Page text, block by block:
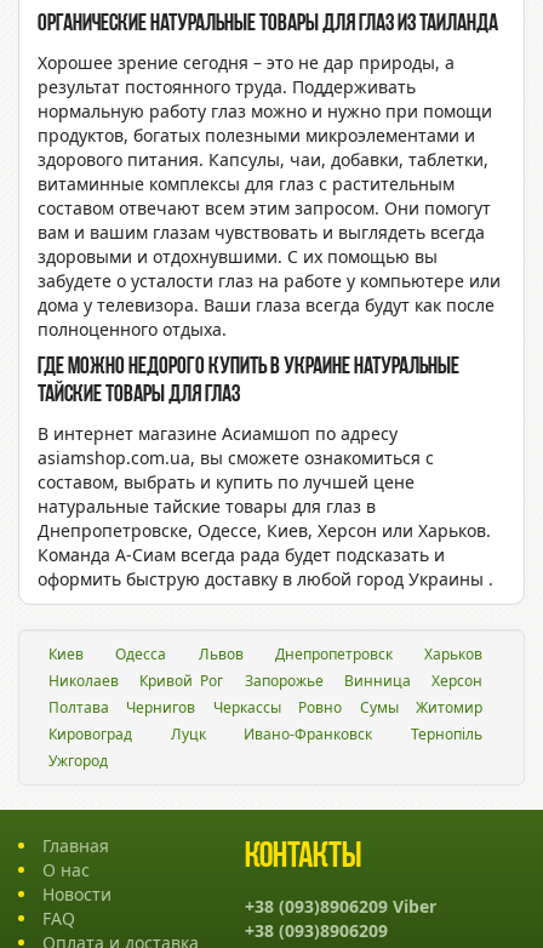
Органические натуральные товары для глаз из Таиланда
Хорошее зрение сегодня – это не дар природы, а
результат постоянного труда. Поддерживать
нормальную работу глаз можно и нужно при помощи
продуктов, богатых полезными микроэлементами и
здорового питания. Капсулы, чаи, добавки, таблетки,
витаминные комплексы для глаз с растительным
составом отвечают всем этим запросом. Они помогут
вам и вашим глазам чувствовать и выглядеть всегда
здоровыми и отдохнувшими. С их помощью вы
забудете о усталости глаз на работе у компьютере или
дома у телевизора. Ваши глаза всегда будут как после
полноценного отдыха.
Где можно недорого купить в Украине натуральные
тайские товары для глаз
В интернет магазине Асиамшоп по адресу
asiamshop.com.ua, вы сможете ознакомиться с
составом, выбрать и купить по лучшей цене
натуральные тайские товары для глаз в
Днепропетровске, Одессе, Киев, Херсон или Харьков.
Команда A-Сиам всегда рада будет подсказать и
оформить быструю доставку в любой город Украины .
Киев Одесса Львов Днепропетровск
Харьков
Николаев
Кривой Рог Запорожье Винница
Херсон
Полтава
Чернигов Черкассы Ровно Сумы
Житомир
Кировоград
Луцк Ивано-Франковск
Тернопіль
Ужгород
Главная
О нас
Новости
FAQ
Оплата и доставка
Контакты
+38 (093)8906209 Viber
+38 (093)8906209